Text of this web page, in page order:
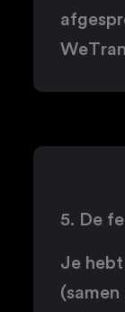
5. De
Je
(samen